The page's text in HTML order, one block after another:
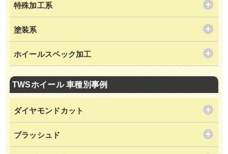
特殊加工系
塗装系
ホイールスペック加工
TWSホイール 車種別事例
ダイヤモンドカット
ブラッシュド